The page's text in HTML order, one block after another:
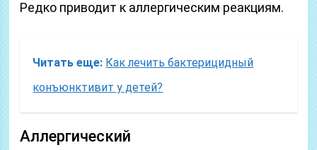
Редко приводит к аллергическим реакциям.
Читать еще: Как лечить бактерицидный
конъюнктивит у детей?
Аллергический